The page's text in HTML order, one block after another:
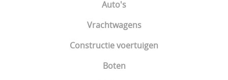
Auto's
Vrachtwagens
Constructie voertuigen
Boten